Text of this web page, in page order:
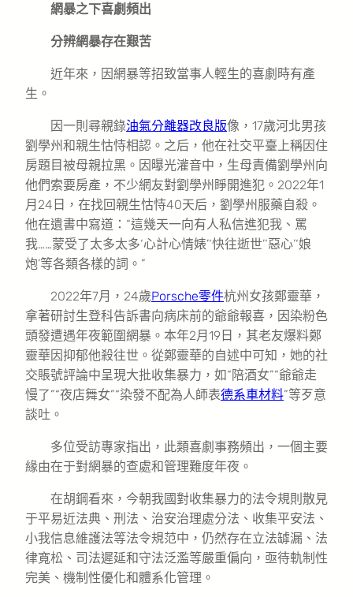
網暴之下喜劇頻出
分辨網暴存在艱苦
近年來，因網暴等招致當事人輕生的喜劇時有產
生。
因一則尋親錄油氣分離器改良版像，17歲河北男孩
劉學州和親生怙恃相認。之后，他在社交平臺上稱因住
房題目被母親拉黑。因曝光灌音中，生母責備劉學州向
他們索要房產，不少網友對劉學州睜開進犯。2022年1
月24日，在找回親生怙恃40天后，劉學州服藥自殺。
他在遺書中寫道：“這幾天一向有人私信進犯我、罵
我……蒙受了太多太多‘心計心情婊’‘快往逝世’‘惡心’‘娘
炮’等各類各樣的詞。”
2022年7月，24歲Porsche零件杭州女孩鄭靈華，
拿著研討生登科告訴書向病床前的爺爺報喜，因染粉色
頭發遭遇年夜範圍網暴。本年2月19日，其老友爆料鄭
靈華因抑郁他殺往世。從鄭靈華的自述中可知，她的社
交賬號評論中呈現大批收集暴力，如“陪酒女”“爺爺走
慢了”“夜店舞女”“染發不配為人師表德系車材料”等歹意
談吐。
多位受訪專家指出，此類喜劇事務頻出，一個主要
緣由在于對網暴的查處和管理難度年夜。
在胡鋼看來，今朝我國對收集暴力的法令規則散見
于平易近法典、刑法、治安治理處分法、收集平安法、
小我信息維護法等法令規范中，仍然存在立法罅漏、法
律寬松、司法遲延和守法泛濫等嚴重偏向，亟待軌制性
完美、機制性優化和體系化管理。